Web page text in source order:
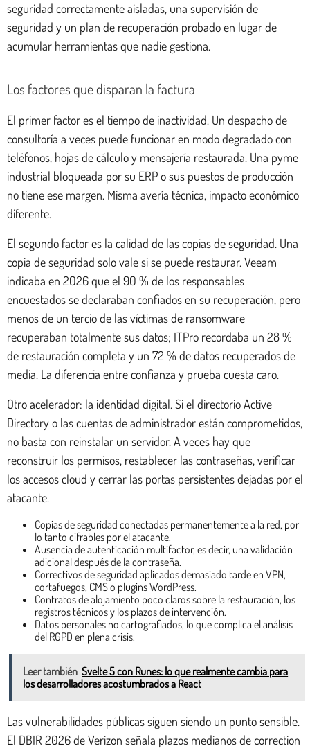
seguridad correctamente aisladas, una supervisión de
seguridad y un plan de recuperación probado en lugar de
acumular herramientas que nadie gestiona.
Los factores que disparan la factura
El primer factor es el tiempo de inactividad. Un despacho de
consultoría a veces puede funcionar en modo degradado con
teléfonos, hojas de cálculo y mensajería restaurada. Una pyme
industrial bloqueada por su ERP o sus puestos de producción
no tiene ese margen. Misma avería técnica, impacto económico
diferente.
El segundo factor es la calidad de las copias de seguridad. Una
copia de seguridad solo vale si se puede restaurar. Veeam
indicaba en 2026 que el 90 % de los responsables
encuestados se declaraban confiados en su recuperación, pero
menos de un tercio de las víctimas de ransomware
recuperaban totalmente sus datos; ITPro recordaba un 28 %
de restauración completa y un 72 % de datos recuperados de
media. La diferencia entre confianza y prueba cuesta caro.
Otro acelerador: la identidad digital. Si el directorio Active
Directory o las cuentas de administrador están comprometidos,
no basta con reinstalar un servidor. A veces hay que
reconstruir los permisos, restablecer las contraseñas, verificar
los accesos cloud y cerrar las portas persistentes dejadas por el
atacante.
Copias de seguridad conectadas permanentemente a la red, por
lo tanto cifrables por el atacante.
Ausencia de autenticación multifactor, es decir, una validación
adicional después de la contraseña.
Correctivos de seguridad aplicados demasiado tarde en VPN,
cortafuegos, CMS o plugins WordPress.
Contratos de alojamiento poco claros sobre la restauración, los
registros técnicos y los plazos de intervención.
Datos personales no cartografiados, lo que complica el análisis
del RGPD en plena crisis.
Leer también Svelte 5 con Runes: lo que realmente cambia para
los desarrolladores acostumbrados a React
Las vulnerabilidades públicas siguen siendo un punto sensible.
El DBIR 2026 de Verizon señala plazos medianos de correction